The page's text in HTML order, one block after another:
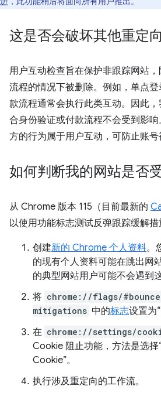
这是否会破坏其他重定
用户互动检查旨在保护非跟踪网站
流程的情况下被删除。例如，单点
款流程通常会执行此类互动。因此
合身份验证或付款流程不会受到影
方的行为属于用户互动，可防止账号
如何判断我的网站是否
从 Chrome 版本 115（目前最新的
以使用功能标志测试反弹跟踪缓解措
创建新的 Chrome 个人资料。
的现有个人资料可能在跳出网
的典型网站用户可能不会遇到
将 chrome://flags/
mitigations 中的标志设置为
在 chrome://settings/
Cookie 阻止功能，方法是选择
Cookie”。
执行涉及重定向的工作流。